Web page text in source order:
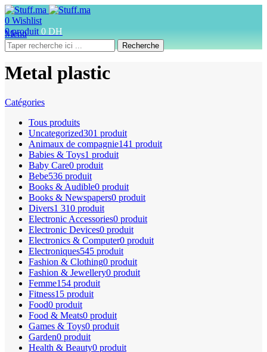
0 Wishlist
0produit 0 DH
Menu
Recherche
Metal plastic
Catégories
Tous produits
Uncategorized301 produit
Animaux de compagnie141 produit
Babies & Toys1 produit
Baby Care0 produit
Bebe536 produit
Books & Audible0 produit
Books & Newspapers0 produit
Divers1 310 produit
Electronic Accessories0 produit
Electronic Devices0 produit
Electronics & Computer0 produit
Electroniques545 produit
Fashion & Clothing0 produit
Fashion & Jewellery0 produit
Femme154 produit
Fitness15 produit
Food0 produit
Food & Meats0 produit
Games & Toys0 produit
Garden0 produit
Health & Beauty0 produit